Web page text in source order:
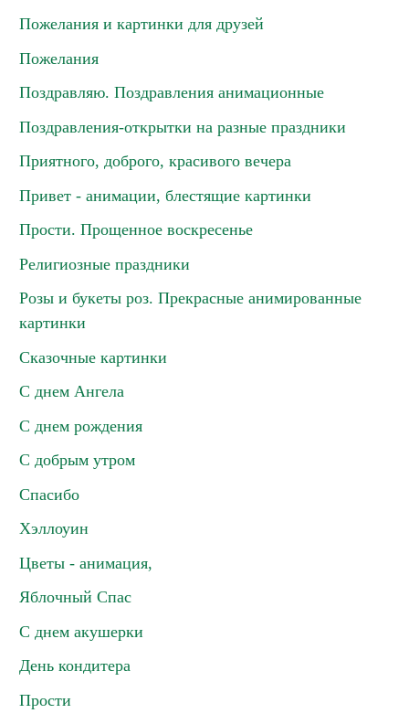
Пожелания и картинки для друзей
Пожелания
Поздравляю. Поздравления анимационные
Поздравления-открытки на разные праздники
Приятного, доброго, красивого вечера
Привет - анимации, блестящие картинки
Прости. Прощенное воскресенье
Религиозные праздники
Розы и букеты роз. Прекрасные анимированные
картинки
Сказочные картинки
С днем Ангела
С днем рождения
С добрым утром
Спасибо
Хэллоуин
Цветы - анимация,
Яблочный Спас
С днем акушерки
День кондитера
Прости